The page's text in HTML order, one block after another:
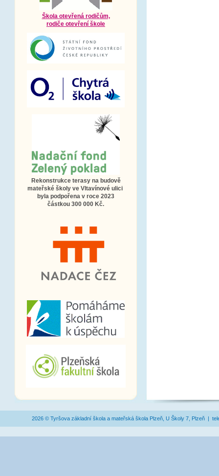
Škola otevřená rodičům,
rodiče otevření škole
Rekonstrukce terasy na budově
mateřské školy ve Vltavínové ulici
byla podpořena v roce 2023
částkou 300 000 Kč.
2026 © Tyršova základní škola a mateřská škola Plzeň, U Školy 7, Plzeň |